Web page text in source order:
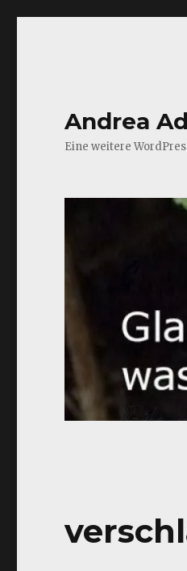
Andrea
Eine weitere